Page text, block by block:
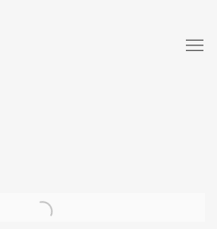
following image in a popup: